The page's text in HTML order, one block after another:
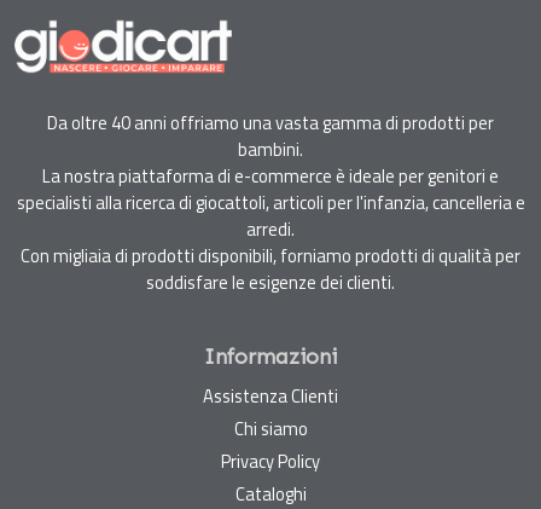
Da oltre 40 anni offriamo una vasta gamma di prodotti per
bambini.
La nostra piattaforma di e-commerce è ideale per genitori e
specialisti alla ricerca di giocattoli, articoli per l'infanzia, cancelleria e
arredi.
Con migliaia di prodotti disponibili, forniamo prodotti di qualità per
soddisfare le esigenze dei clienti.
Informazioni
Assistenza Clienti
Chi siamo
Privacy Policy
Cataloghi